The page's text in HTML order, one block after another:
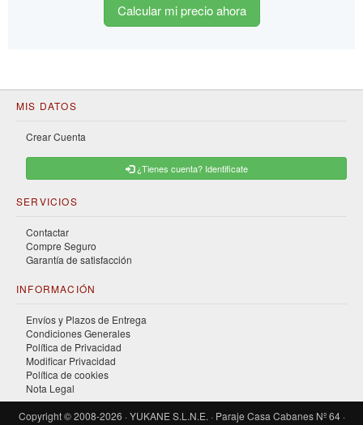
Calcular mi precio ahora
MIS DATOS
Crear Cuenta
¿Tienes cuenta? Identificate
SERVICIOS
Contactar
Compre Seguro
Garantía de satisfacción
INFORMACIÓN
Envíos y Plazos de Entrega
Condiciones Generales
Política de Privacidad
Modificar Privacidad
Política de cookies
Nota Legal
Copyright © 2008-2026 · YUKANE S.L.N.E. · Paraje Casa Cabanes Nº 64 ·